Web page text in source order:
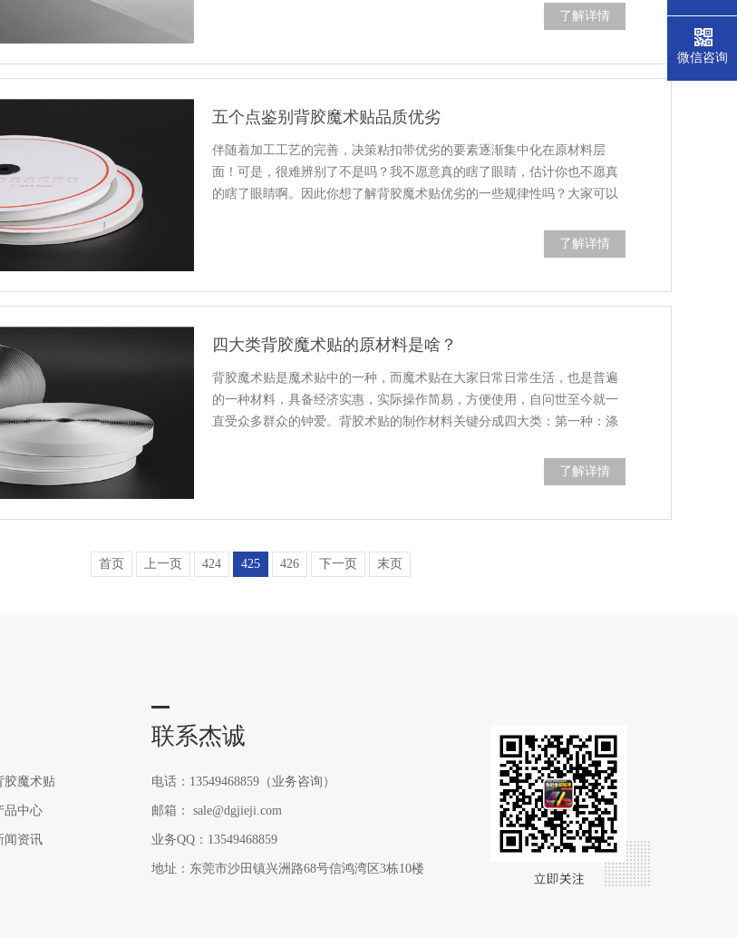
了解详情
五个点鉴别背胶魔术贴品质优劣
伴随着加工工艺的完善，决策粘扣带优劣的要素逐渐集中化在原材料层
面！可是，很难辨别了不是吗？我不愿意真的瞎了眼睛，估计你也不愿真
的瞎了眼睛啊。因此你想了解背胶魔术贴优劣的一些规律性吗？大家可以
了解详情
四大类背胶魔术贴的原材料是啥？
背胶魔术贴是魔术贴中的一种，而魔术贴在大家日常日常生活，也是普遍
的一种材料，具备经济实惠，实际操作简易，方便使用，自问世至今就一
直受众多群众的钟爱。背胶术贴的制作材料关键分成四大类：第一种：涤
了解详情
首页 上一页 424 425 426 下一页 末页
胶魔术贴
品中心
闻资讯
联系杰诚
电话：13549468859（业务咨询）
邮箱： sale@dgjieji.com
业务QQ：13549468859
地址：东莞市沙田镇兴洲路68号信鸿湾区3栋10楼
微信咨询